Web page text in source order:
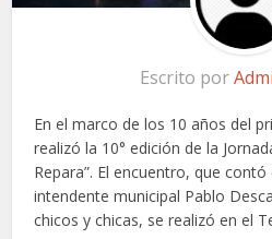
Escrito por
En el marco de los 10 años del
realizó la 10° edición de la
Repara”. El encuentro, que
intendente municipal Pablo
chicos y chicas, se realizó en el